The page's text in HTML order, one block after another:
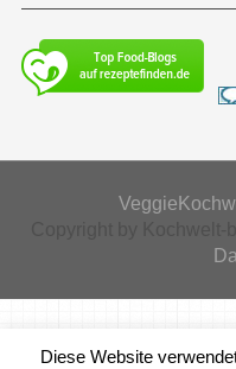
Diese Website